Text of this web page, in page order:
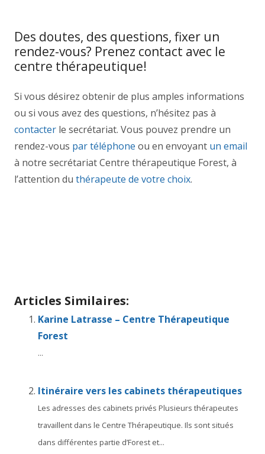
Des doutes, des questions, fixer un
rendez-vous? Prenez contact avec le
centre thérapeutique!
Si vous désirez obtenir de plus amples informations
ou si vous avez des questions, n’hésitez pas à
contacter le secrétariat. Vous pouvez prendre un
rendez-vous par téléphone ou en envoyant un email
à notre secrétariat Centre thérapeutique Forest, à
l’attention du thérapeute de votre choix.
Articles Similaires:
Karine Latrasse – Centre Thérapeutique
Forest
...
Itinéraire vers les cabinets thérapeutiques
Les adresses des cabinets privés Plusieurs thérapeutes
travaillent dans le Centre Thérapeutique. Ils sont situés
dans différentes partie d’Forest et...